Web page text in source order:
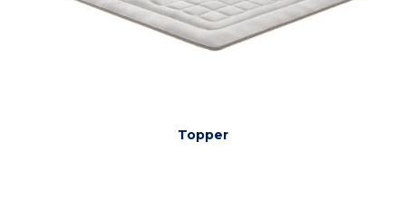
Topper